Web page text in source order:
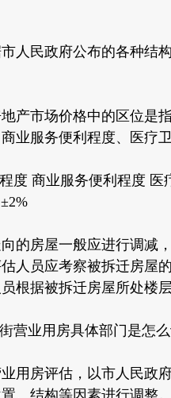
民政府公布的各种结
市场价格中的区位是
业服务便利程度、医疗
度 商业服务便利程度
房屋一般应进行调减，
员应考察被拆迁房屋
据被拆迁房屋所处楼
营业用房具体部门是怎
房评估，以市人民政
、结构等因素进行调整